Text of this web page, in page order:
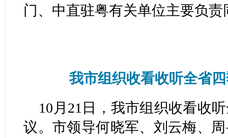
门、中直驻粤有关单位主要负
我市组织收看收听全省
10月21日，我市组织收看收
议。市领导何晓军、刘云梅、